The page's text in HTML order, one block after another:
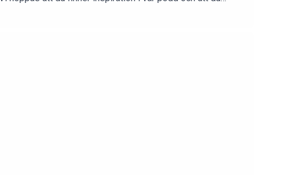
eller gör veckans Activation. Ditt support betyder
& medlemskap: https://hellomedicinewoman.se/✦
groups/medicinewomanpodcast